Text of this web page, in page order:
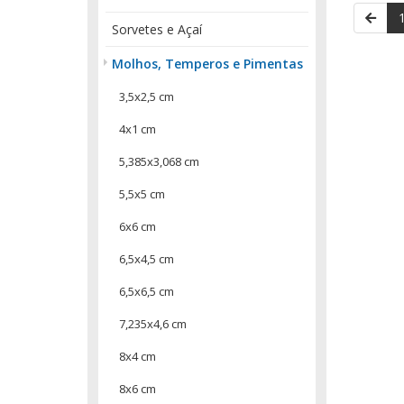
Sorvetes e Açaí
Molhos, Temperos e Pimentas
3,5x2,5 cm
4x1 cm
5,385x3,068 cm
5,5x5 cm
6x6 cm
6,5x4,5 cm
6,5x6,5 cm
7,235x4,6 cm
8x4 cm
8x6 cm